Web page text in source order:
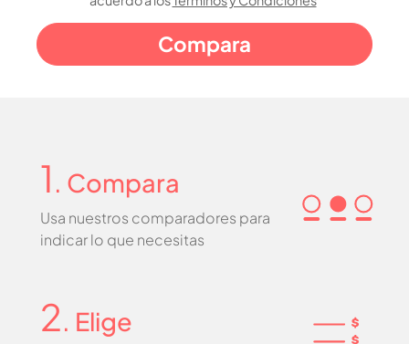
1 . Compara
Usa nuestros comparadores para
indicar lo que necesitas
2. Elige